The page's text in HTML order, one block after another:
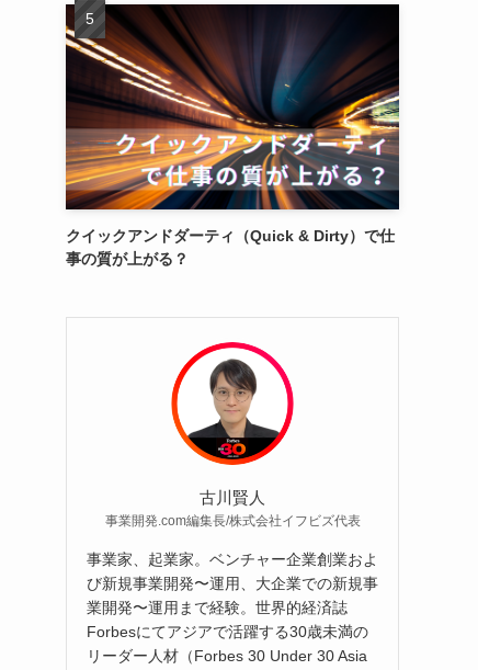
クイックアンドダーティ（Quick & Dirty）で仕
事の質が上がる？
古川賢人
事業開発.com編集長/株式会社イフビズ代表
事業家、起業家。ベンチャー企業創業およ
び新規事業開発〜運用、大企業での新規事
業開発〜運用まで経験。世界的経済誌
Forbesにてアジアで活躍する30歳未満の
リーダー人材（Forbes 30 Under 30 Asia